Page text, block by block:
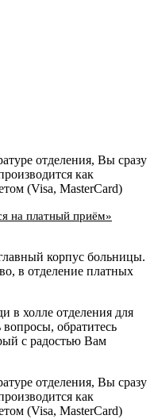
отделения, Вы сразу
как
(Visa, MasterCard)
на платный приём»
корпус больницы.
в отделение платных
в холле отделения для
обратитесь
с радостью Вам
отделения, Вы сразу
как
(Visa, MasterCard)